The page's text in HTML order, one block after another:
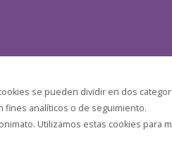
se pueden dividir en dos
fines analíticos o de seguimiento.
Utilizamos estas cookies